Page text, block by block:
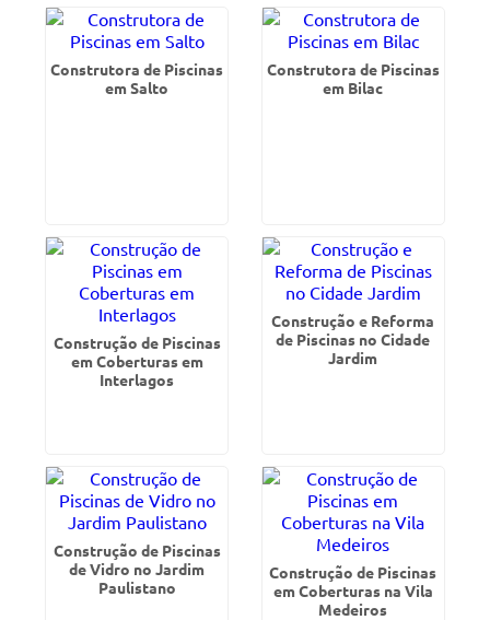
Construtora de Piscinas
em Salto
Construtora de Piscinas
em Bilac
Construção de Piscinas
em Coberturas em
Interlagos
Construção e Reforma
de Piscinas no Cidade
Jardim
Construção de Piscinas
de Vidro no Jardim
Paulistano
Construção de Piscinas
em Coberturas na Vila
Medeiros